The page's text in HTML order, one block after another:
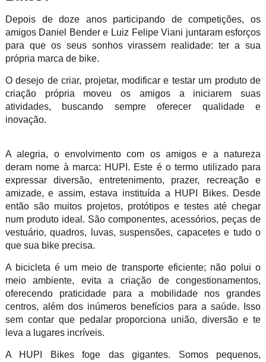
Depois de doze anos participando de competições, os
amigos Daniel Bender e Luiz Felipe Viani juntaram esforços
para que os seus sonhos virassem realidade: ter a sua
própria marca de bike.
O desejo de criar, projetar, modificar e testar um produto de
criação própria moveu os amigos a iniciarem suas
atividades, buscando sempre oferecer qualidade e
inovação.
A alegria, o envolvimento com os amigos e a natureza
deram nome à marca: HUPI. Este é o termo utilizado para
expressar diversão, entretenimento, prazer, recreação e
amizade, e assim, estava instituída a HUPI Bikes. Desde
então são muitos projetos, protótipos e testes até chegar
num produto ideal. São componentes, acessórios, peças de
vestuário, quadros, luvas, suspensões, capacetes e tudo o
que sua bike precisa.
A bicicleta é um meio de transporte eficiente; não polui o
meio ambiente, evita a criação de congestionamentos,
oferecendo praticidade para a mobilidade nos grandes
centros, além dos inúmeros benefícios para a saúde. Isso
sem contar que pedalar proporciona união, diversão e te
leva a lugares incríveis.
A HUPI Bikes foge das gigantes. Somos pequenos,